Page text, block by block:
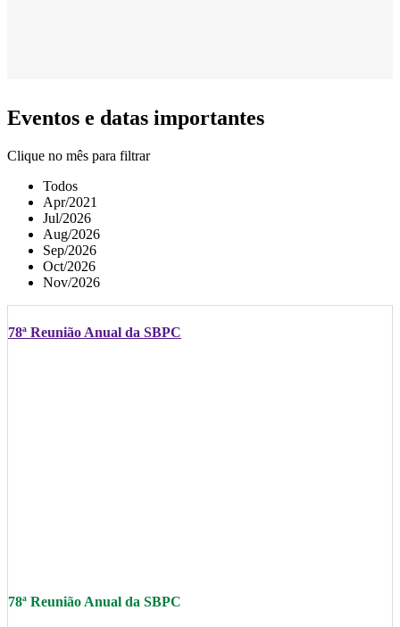
Eventos e datas importantes
Clique no mês para filtrar
Todos
Apr/2021
Jul/2026
Aug/2026
Sep/2026
Oct/2026
Nov/2026
78ª Reunião Anual da SBPC
78ª Reunião Anual da SBPC